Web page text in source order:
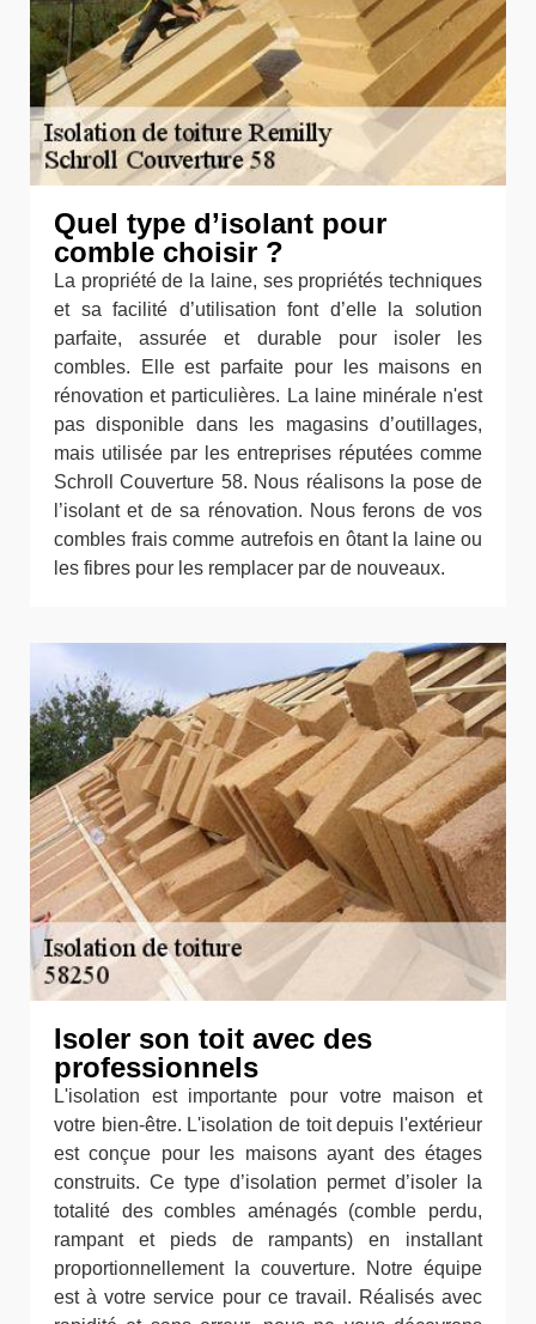
Quel type d’isolant pour
comble choisir ?
La propriété de la laine, ses propriétés techniques
et sa facilité d’utilisation font d’elle la solution
parfaite, assurée et durable pour isoler les
combles. Elle est parfaite pour les maisons en
rénovation et particulières. La laine minérale n'est
pas disponible dans les magasins d’outillages,
mais utilisée par les entreprises réputées comme
Schroll Couverture 58. Nous réalisons la pose de
l’isolant et de sa rénovation. Nous ferons de vos
combles frais comme autrefois en ôtant la laine ou
les fibres pour les remplacer par de nouveaux.
Isoler son toit avec des
professionnels
L'isolation est importante pour votre maison et
votre bien-être. L'isolation de toit depuis l'extérieur
est conçue pour les maisons ayant des étages
construits. Ce type d’isolation permet d’isoler la
totalité des combles aménagés (comble perdu,
rampant et pieds de rampants) en installant
proportionnellement la couverture. Notre équipe
est à votre service pour ce travail. Réalisés avec